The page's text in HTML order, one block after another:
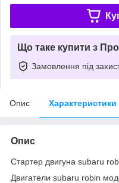
Що таке купити з
Замовлення під
Опис Характеристики
Опис
Стартер двигуна subaru
Двигатели subaru robin